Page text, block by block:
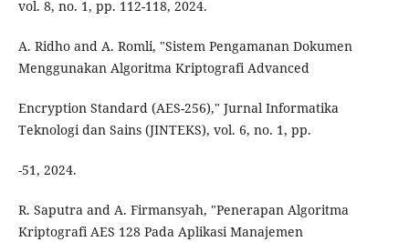
vol. 8, no. 1, pp. 112-118, 2024.
A. Ridho and A. Romli, "Sistem Pengamanan Dokumen
Menggunakan Algoritma Kriptografi Advanced
Encryption Standard (AES-256)," Jurnal Informatika
Teknologi dan Sains (JINTEKS), vol. 6, no. 1, pp.
-51, 2024.
R. Saputra and A. Firmansyah, "Penerapan Algoritma
Kriptografi AES 128 Pada Aplikasi Manajemen